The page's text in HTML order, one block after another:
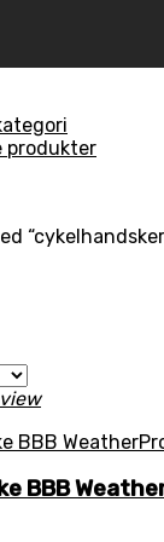
produkter
BBB